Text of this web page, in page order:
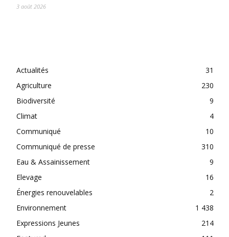
3 août 2026
Actualités
31
Agriculture
230
Biodiversité
9
Climat
4
Communiqué
10
Communiqué de presse
310
Eau & Assainissement
9
Elevage
16
Énergies renouvelables
2
Environnement
1 438
Expressions Jeunes
214